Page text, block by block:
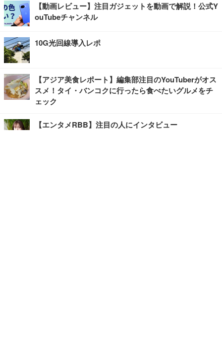
【動画レビュー】注目ガジェットを動画で解説！公式Y
ouTubeチャンネル
10G光回線導入レポ
【アジア美食レポート】編集部注目のYouTuberがオス
スメ！タイ・バンコクに行ったら食べたいグルメをチ
ェック
【エンタメRBB】注目の人にインタビュー